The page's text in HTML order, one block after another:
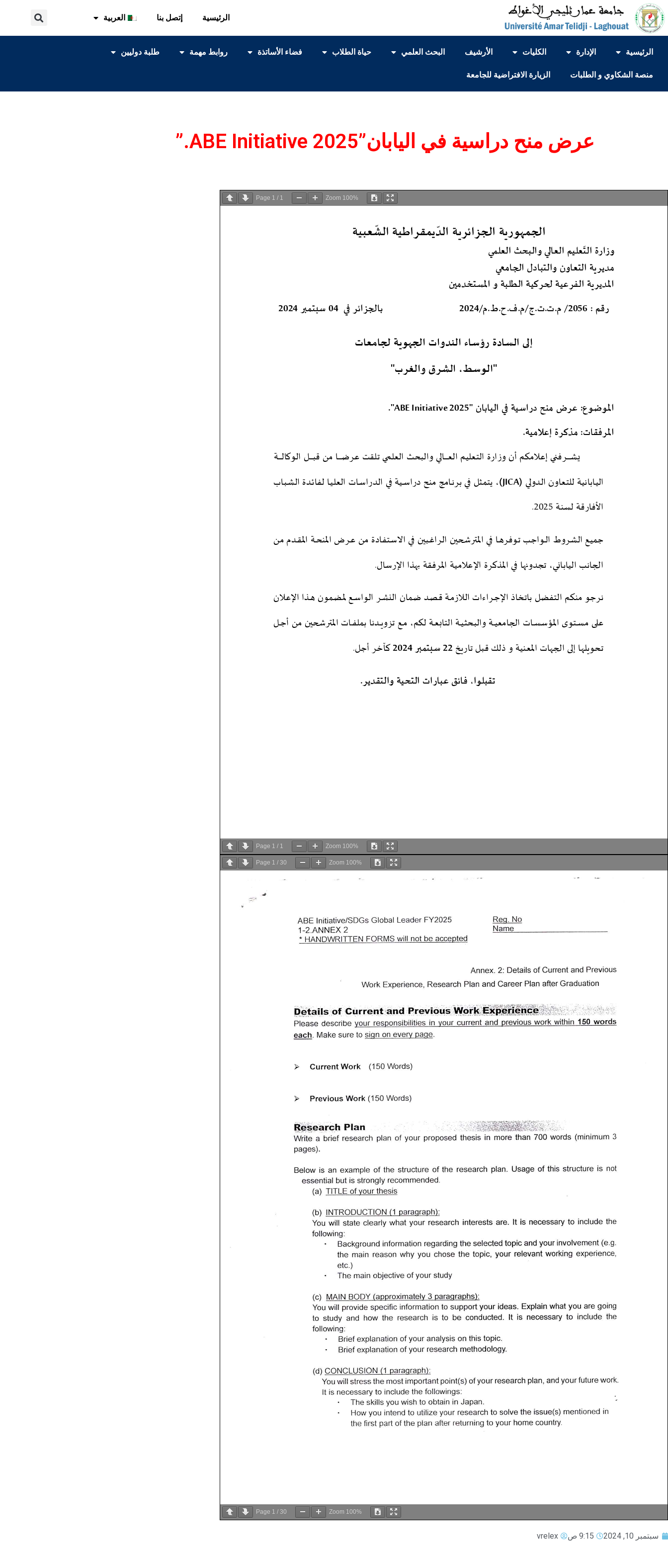
الرئيسية إتصل بنا العربية
الرئيسية الإدارة الكليات الأرشيف البحث العلمي حياة الطلاب فضاء الأساتذة روابط مهمة طلبة دوليين
منصة الشكاوي و الطلبات الزيارة الافتراضية للجامعة
عرض منح دراسية في اليابان”ABE Initiative 2025.”
Page 1 / 1 Zoom 100%
Page 1 / 1 Zoom 100%
Page 1 / 30 Zoom 100%
Page 1 / 30 Zoom 100%
سبتمبر 10, 2024 9:15 ص vrelex